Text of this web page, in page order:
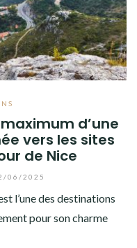
d’une
vers les sites
de Nice
06/2025
l’une des destinations
pour son charme